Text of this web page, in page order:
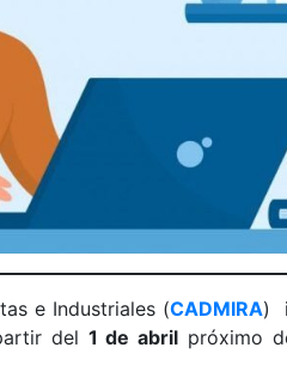
e Industriales (CADMIRA)
del 1 de abril próximo